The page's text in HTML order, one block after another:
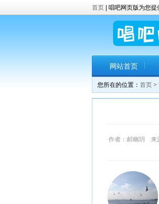
首页 | 唱吧网页版为您
网站首页
您所在的位置： 首页 >
作者：郝幽玥 来